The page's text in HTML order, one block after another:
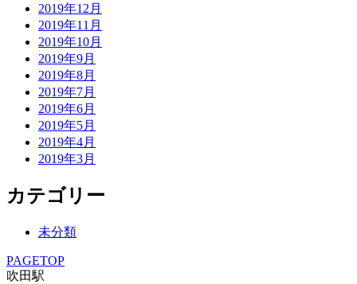
2019年12月
2019年11月
2019年10月
2019年9月
2019年8月
2019年7月
2019年6月
2019年5月
2019年4月
2019年3月
カテゴリー
未分類
PAGETOP
吹田駅